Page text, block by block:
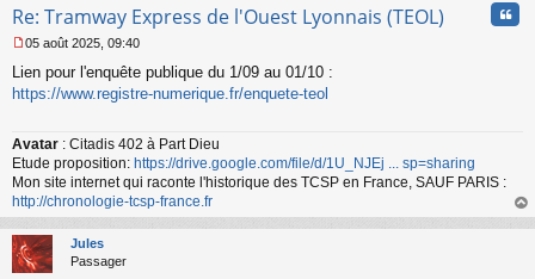
Re: Tramway Express de l'Ouest Lyonnais (TEOL)
e
s
g
e
n
o
n
l
u
05 août 2025, 09:40
Lien pour l'enquête publique du 1/09 au 01/10 :
https://www.registre-numerique.fr/enquete-teol
Avatar : Citadis 402 à Part Dieu
Etude proposition: https://drive.google.com/file/d/1U_NJEj ... sp=sharing
Mon site internet qui raconte l'historique des TCSP en France, SAUF PARIS :
http://chronologie-tcsp-france.fr
au
Jules
Passager